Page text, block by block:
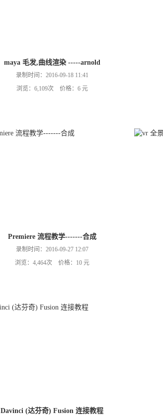
maya 毛发,曲线渲染 -----arnold
录制时间：2016-09-18 11:41
浏览：6,109次 价格：6 元
Premiere 流程教学-------合成
录制时间：2016-09-27 12:07
浏览：4,464次 价格：10 元
Davinci (达芬奇) Fusion 连接教程